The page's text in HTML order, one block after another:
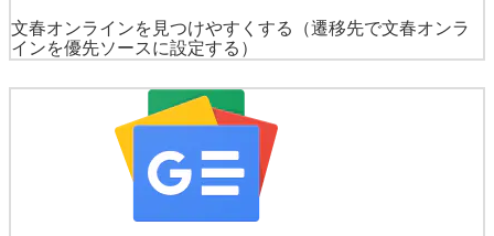
文春オンラインを見つけやすくする
（遷移先で文春オンラ
インを優先ソースに設定する）